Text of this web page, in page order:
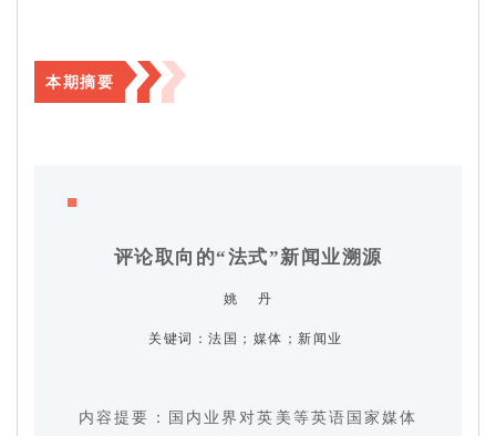
本期摘要
评论取向的“法式”新闻业溯源
姚 丹
关键词： 法国；媒体；新闻业
内容提要：国内业界对英美等英语国家媒体